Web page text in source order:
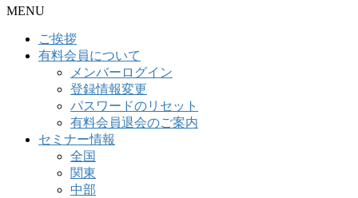
MENU
ご挨拶
有料会員について
メンバーログイン
登録情報変更
パスワードのリセット
有料会員退会のご案内
セミナー情報
全国
関東
中部